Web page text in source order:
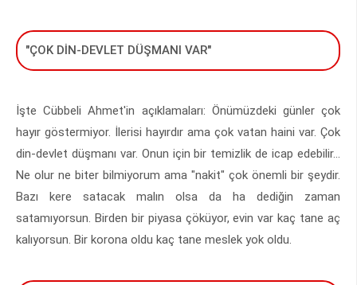
"ÇOK DİN-DEVLET DÜŞMANI VAR"
İşte Cübbeli Ahmet'in açıklamaları: Önümüzdeki günler çok
hayır göstermiyor. İlerisi hayırdır ama çok vatan haini var. Çok
din-devlet düşmanı var. Onun için bir temizlik de icap edebilir...
Ne olur ne biter bilmiyorum ama "nakit" çok önemli bir şeydir.
Bazı kere satacak malın olsa da ha dediğin zaman
satamıyorsun. Birden bir piyasa çöküyor, evin var kaç tane aç
kalıyorsun. Bir korona oldu kaç tane meslek yok oldu.